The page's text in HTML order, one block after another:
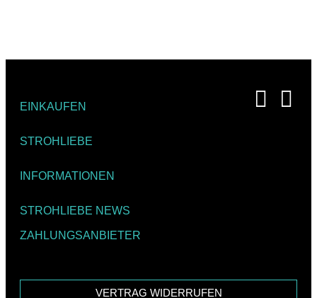
EINKAUFEN
STROHLIEBE
INFORMATIONEN
STROHLIEBE NEWS
ZAHLUNGSANBIETER
VERTRAG WIDERRUFEN